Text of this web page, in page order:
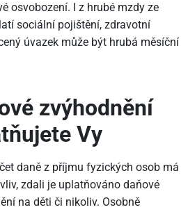
osvobození. I z hrubé mzdy ze
sociální pojištění, zdravotní
úvazek může být hrubá měsíční
zvýhodnění
Vy
daně z příjmu fyzických osob má
zdali je uplatňováno daňové
na děti či nikoliv. Osobně